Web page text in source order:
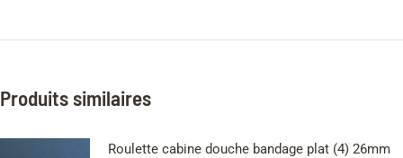
Produits similaires
Roulette cabine douche bandage plat (4) 26mm